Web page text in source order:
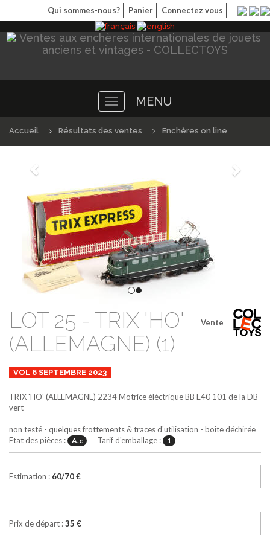
Qui sommes-nous? Panier Connectez vous
Toggle
navigation
MENU
Accueil Résultats des ventes Enchères on line
Précédént
Vente
LOT 25 - TRIX 'HO'
(ALLEMAGNE) (1)
VOL 6 SEPTEMBRE 2023
TRIX 'HO' (ALLEMAGNE) 2234Motrice éléctrique BB E40 101 de la DB
vert
non testé - quelques frottements & traces d'utilisation - boite déchirée
Etat des pièces :
A.c Tarif d'emballage : 1
Estimation : 60/70 €
Prix de départ :35 €